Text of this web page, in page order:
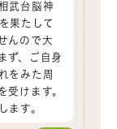
武台脳神
果たして
んので大
ず、ご自身
をみた周
受けます。
ます。